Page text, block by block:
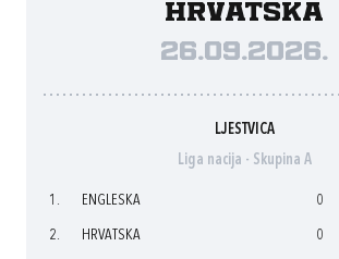
Hrvatska
26.09.2026.
LJESTVICA
Liga nacija - Skupina A
1. ENGLESKA 0
2. HRVATSKA 0